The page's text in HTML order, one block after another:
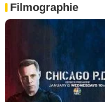
Filmographie